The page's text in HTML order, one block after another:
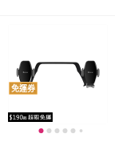
免運券